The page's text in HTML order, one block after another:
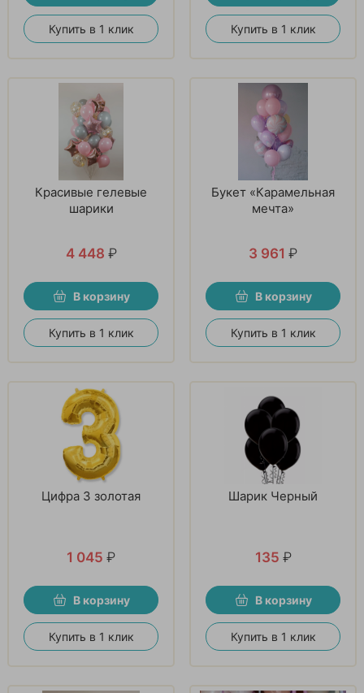
Купить в 1 клик Купить в 1 клик
Красивые гелевые
шарики
4 448 ₽
В корзину
Купить в 1 клик
Букет «Карамельная
мечта»
3 961 ₽
В корзину
Купить в 1 клик
Цифра 3 золотая
1 045 ₽
В корзину
Купить в 1 клик
Шарик Черный
135 ₽
В корзину
Купить в 1 клик